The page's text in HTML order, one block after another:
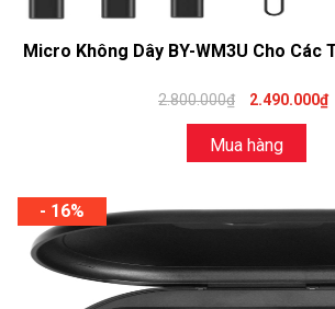
Micro Không Dây BY-WM3U Cho Các
2.800.000₫ 2.490.000₫
Mua hàng
- 16%